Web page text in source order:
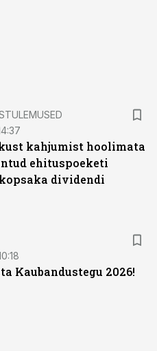
kahjumist hoolimata
ehituspoeketi
dividendi
Kaubandustegu 2026!